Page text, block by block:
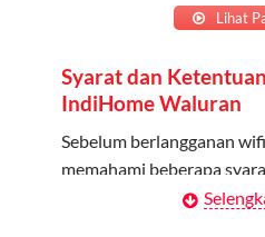
Kuota ini hanya bisa
Cara Menggunakan Kuota
Daftarkan Anggota: Admin
melalui aplikasi
Bagikan Kuota: Setelah
Lihat
Syarat dan
IndiHome Waluran
Sebelum berlangganan
memahami beberapa